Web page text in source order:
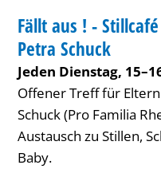
KATEGORIE: BIBLIOTHEK
Fällt aus ! -
Petra Schuck
Jeden Dienstag,
Offener Treff für
Schuck (Pro Familia
Austausch zu Stillen,
Baby.